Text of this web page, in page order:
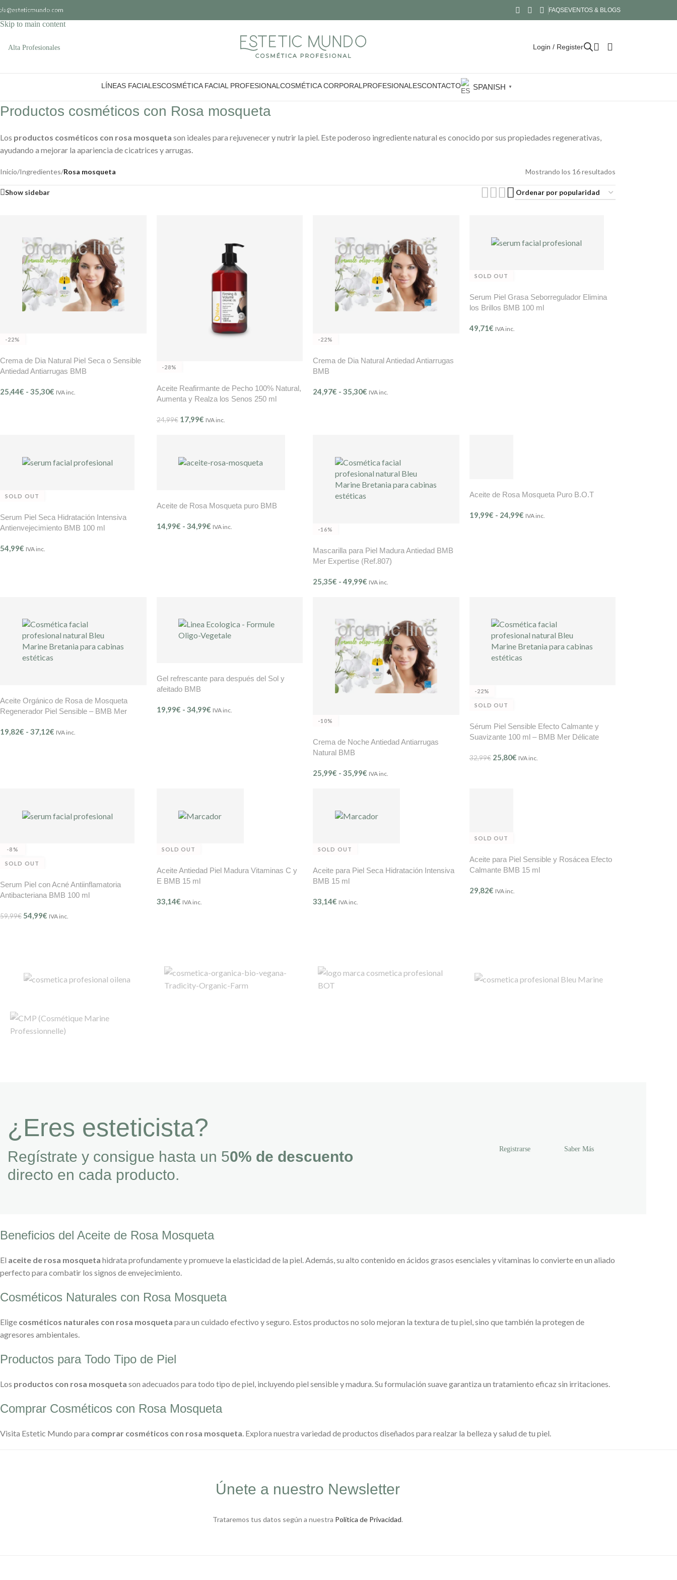
Skip to navigation
Skip to main content
FAQSEVENTOS & BLOGS
Alta Profesionales Login / Register
LÍNEAS FACIALESCOSMÉTICA FACIAL PROFESIONAL COSMÉTICA CORPORAL PROFESIONALESCONTACTO SPANISH ▼
Productos cosméticos con Rosa mosqueta
Los productos cosméticos con rosa mosqueta son ideales para rejuvenecer y nutrir la piel. Este poderoso ingrediente natural es conocido por sus propiedades regenerativas,
ayudando a mejorar la apariencia de cicatrices y arrugas.
Inicio/Ingredientes/Rosa mosqueta Mostrando los 16 resultados
Show sidebar
-22%
Crema de Dia Natural Piel Seca o Sensible
Antiedad Antiarrugas BMB
25,44€ - 35,30€ IVA inc.
-28%
Aceite Reafirmante de Pecho 100% Natural,
Aumenta y Realza los Senos 250 ml
24,99€ 17,99€ IVA inc.
-22%
Crema de Dia Natural Antiedad Antiarrugas
BMB
24,97€ - 35,30€ IVA inc.
SOLD OUT
Serum Piel Grasa Seborregulador Elimina
los Brillos BMB 100 ml
49,71€ IVA inc.
SOLD OUT
Serum Piel Seca Hidratación Intensiva
Antienvejecimiento BMB 100 ml
54,99€ IVA inc.
Aceite de Rosa Mosqueta puro BMB
14,99€ - 34,99€ IVA inc. -16%
Mascarilla para Piel Madura Antiedad BMB
Mer Expertise (Ref.807)
25,35€ - 49,99€ IVA inc.
Aceite de Rosa Mosqueta Puro B.O.T
19,99€ - 24,99€ IVA inc.
Aceite Orgánico de Rosa de Mosqueta
Regenerador Piel Sensible – BMB Mer
19,82€ - 37,12€ IVA inc.
Gel refrescante para después del Sol y
afeitado BMB
19,99€ - 34,99€ IVA inc.
-10%
Crema de Noche Antiedad Antiarrugas
Natural BMB
25,99€ - 35,99€ IVA inc.
-22%
SOLD OUT
Sérum Piel Sensible Efecto Calmante y
Suavizante 100 ml – BMB Mer Délicate
32,99€ 25,80€ IVA inc.
-8%
SOLD OUT
Serum Piel con Acné Antiinflamatoria
Antibacteriana BMB 100 ml
59,99€ 54,99€ IVA inc.
SOLD OUT
Aceite Antiedad Piel Madura Vitaminas C y
E BMB 15 ml
33,14€ IVA inc.
SOLD OUT
Aceite para Piel Seca Hidratación Intensiva
BMB 15 ml
33,14€ IVA inc.
SOLD OUT
Aceite para Piel Sensible y Rosácea Efecto
Calmante BMB 15 ml
29,82€ IVA inc.
¿Eres esteticista?
Regístrate y consigue hasta un 50% de descuento
directo en cada producto.
Registrarse Saber Más
Beneficios del Aceite de Rosa Mosqueta
El aceite de rosa mosqueta hidrata profundamente y promueve la elasticidad de la piel. Además, su alto contenido en ácidos grasos esenciales y vitaminas lo convierte en un aliado
perfecto para combatir los signos de envejecimiento.
Cosméticos Naturales con Rosa Mosqueta
Elige cosméticos naturales con rosa mosqueta para un cuidado efectivo y seguro. Estos productos no solo mejoran la textura de tu piel, sino que también la protegen de
agresores ambientales.
Productos para Todo Tipo de Piel
Los productos con rosa mosqueta son adecuados para todo tipo de piel, incluyendo piel sensible y madura. Su formulación suave garantiza un tratamiento eficaz sin irritaciones.
Comprar Cosméticos con Rosa Mosqueta
Visita Estetic Mundo para comprar cosméticos con rosa mosqueta. Explora nuestra variedad de productos diseñados para realzar la belleza y salud de tu piel.
Únete a nuestro Newsletter
Trataremos tus datos según a nuestra Política de Privacidad.